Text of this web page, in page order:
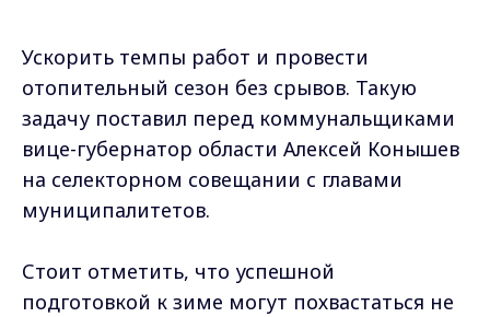
Ускорить темпы работ и провести
отопительный сезон без срывов. Такую
задачу поставил перед коммунальщиками
вице-губернатор области Алексей Конышев
на селекторном совещании с главами
муниципалитетов.
Стоит отметить, что успешной
подготовкой к зиме могут похвастаться не